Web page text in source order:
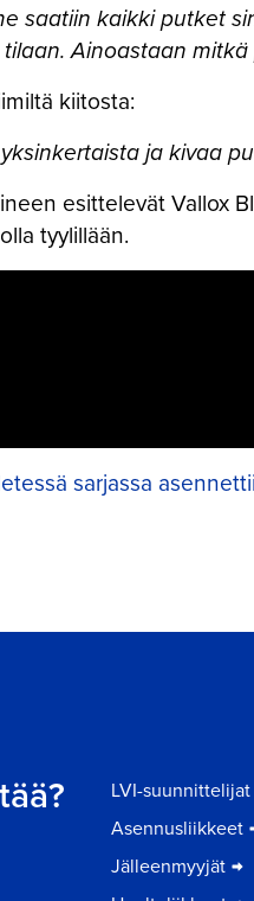
saatiin kaikki putket
Ainoastaan
kiitosta:
ja kivaa
esittelevät Vallox
tyylillään.
sarjassa
LVI-suunnittelijat
Asennusliikkeet
Jälleenmyyjät